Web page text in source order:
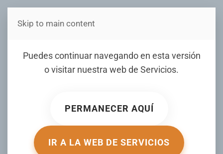
Estás en Telenord Medios
Puedes continuar navegando en esta versión
o visitar nuestra web de Servicios.
PERMANECER AQUÍ
IR A LA WEB DE SERVICIOS
Skip to main content
Debaten sobre el control o vigilancia
ESCRITO POR LISTINDIARIO.COM EL 07 AGOSTO 2026